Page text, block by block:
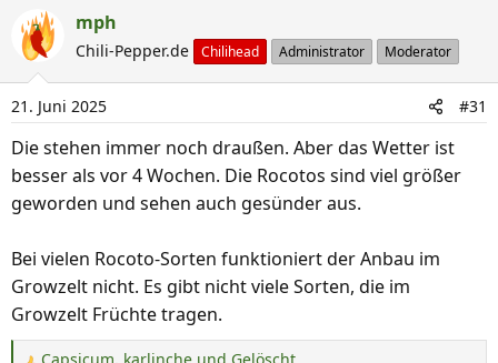
mph
Chili-Pepper.de Chilihead Administrator Moderator
21. Juni 2025 #31
Die stehen immer noch draußen. Aber das Wetter ist
besser als vor 4 Wochen. Die Rocotos sind viel größer
geworden und sehen auch gesünder aus.
Bei vielen Rocoto-Sorten funktioniert der Anbau im
Growzelt nicht. Es gibt nicht viele Sorten, die im
Growzelt Früchte tragen.